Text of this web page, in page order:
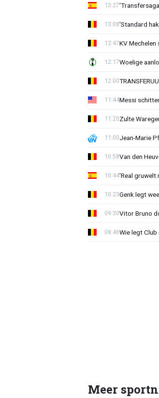
13:27
'Standard
13:08
KV
12:47
Woelige
12:17
12:00
Messi
11:44
Zulte
11:20
Jean-Marie
11:00
Van den
10:58
'Real gruwelt
10:44
Genk legt
10:23
Vitor Bruno
09:30
Wie legt Club
08:46
Meer